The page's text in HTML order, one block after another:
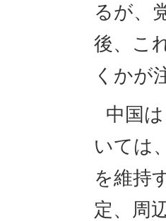
るが、
後、こ
くかが
中国
いては
を維持
定、周